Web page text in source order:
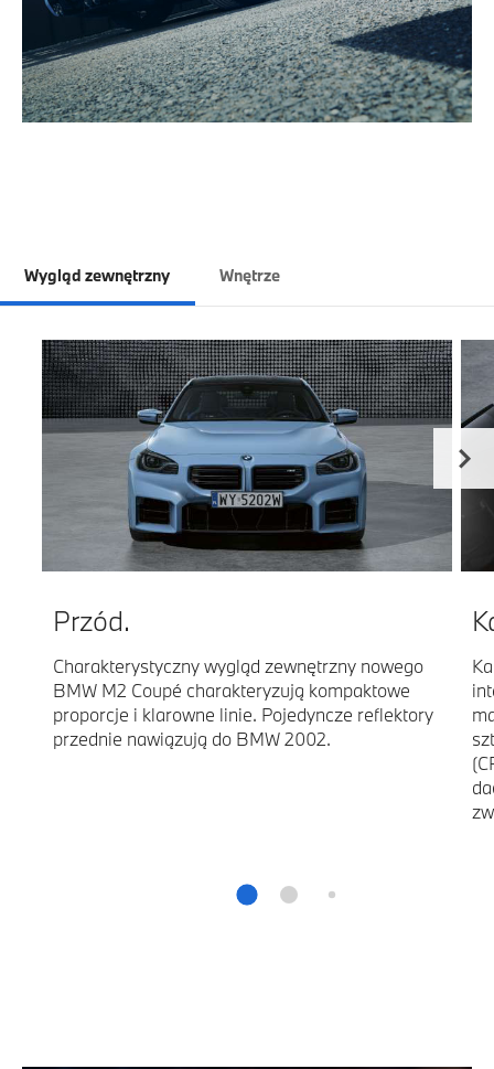
Wygląd zewnętrzny Wnętrze
Przód.
Charakterystyczny wygląd zewnętrzny nowego
BMW M2 Coupé charakteryzują kompaktowe
proporcje i klarowne linie. Pojedyncze reflektory
przednie nawiązują do BMW 2002.